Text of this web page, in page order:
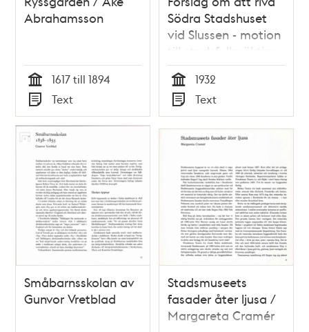
Abrahamsson
Tid
1617 till 1894
Typ
Text
Södra Stadshuset
vid Slussen - motion
till stadsfullmäktige
1932
Tid
1932
Typ
Text
Småbarnsskolan av
Gunvor Vretblad
Stadsmuseets
fasader åter ljusa /
Margareta Cramér